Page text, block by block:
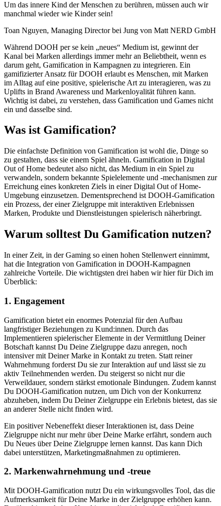
Um das innere Kind der Menschen zu berühren, müssen auch wir
manchmal wieder wie Kinder sein!
Toan Nguyen, Managing Director bei Jung von Matt NERD GmbH
Während DOOH per se kein „neues“ Medium ist, gewinnt der
Kanal bei Marken allerdings immer mehr an Beliebtheit, wenn es
darum geht, Gamification in Kampagnen zu integrieren. Ein
gamifizierter Ansatz für DOOH erlaubt es Menschen, mit Marken
im Alltag auf eine positive, spielerische Art zu interagieren, was zu
Uplifts in Brand Awareness und Markenloyalität führen kann.
Wichtig ist dabei, zu verstehen, dass Gamification und Games nicht
ein und dasselbe sind.
Was ist Gamification?
Die einfachste Definition von Gamification ist wohl die, Dinge so
zu gestalten, dass sie einem Spiel ähneln. Gamification in Digital
Out of Home bedeutet also nicht, das Medium in ein Spiel zu
verwandeln, sondern bekannte Spielelemente und -mechanismen zur
Erreichung eines konkreten Ziels in einer Digital Out of Home-
Umgebung einzusetzen. Dementsprechend ist DOOH-Gamification
ein Prozess, der einer Zielgruppe mit interaktiven Erlebnissen
Marken, Produkte und Dienstleistungen spielerisch näherbringt.
Warum solltest Du Gamification nutzen?
In einer Zeit, in der Gaming so einen hohen Stellenwert einnimmt,
hat die Integration von Gamification in DOOH-Kampagnen
zahlreiche Vorteile. Die wichtigsten drei haben wir hier für Dich im
Überblick:
1. Engagement
Gamification bietet ein enormes Potenzial für den Aufbau
langfristiger Beziehungen zu Kund:innen. Durch das
Implementieren spielerischer Elemente in der Vermittlung Deiner
Botschaft kannst Du Deine Zielgruppe dazu anregen, noch
intensiver mit Deiner Marke in Kontakt zu treten. Statt reiner
Wahrnehmung forderst Du sie zur Interaktion auf und lässt sie zu
aktiv Teilnehmenden werden. Du steigerst so nicht nur die
Verweildauer, sondern stärkst emotionale Bindungen. Zudem kannst
Du DOOH-Gamification nutzen, um Dich von der Konkurrenz
abzuheben, indem Du Deiner Zielgruppe ein Erlebnis bietest, das sie
an anderer Stelle nicht finden wird.
Ein positiver Nebeneffekt dieser Interaktionen ist, dass Deine
Zielgruppe nicht nur mehr über Deine Marke erfährt, sondern auch
Du Neues über Deine Zielgruppe lernen kannst. Das kann Dich
dabei unterstützen, Marketingmaßnahmen zu optimieren.
2. Markenwahrnehmung und -treue
Mit DOOH-Gamification nutzt Du ein wirkungsvolles Tool, das die
Aufmerksamkeit für Deine Marke in der Zielgruppe erhöhen kann.